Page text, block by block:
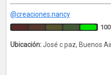
@creaciones.nancy
Ubicación:José c paz, Buenos